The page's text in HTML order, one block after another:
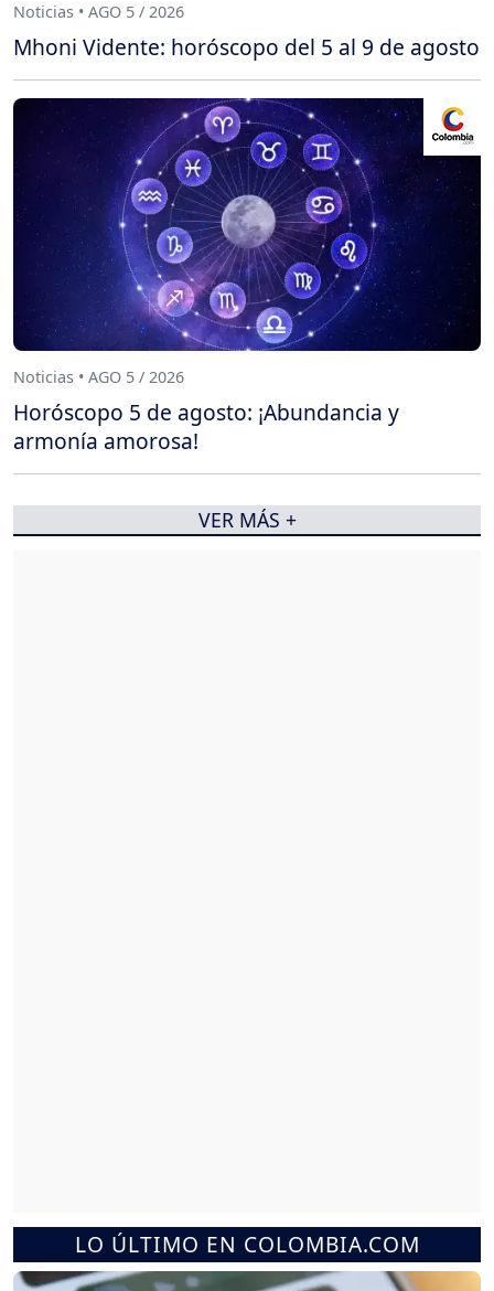
LO ÚLTIMO EN COLOMBIA.COM
Noticias • AGO 5 / 2026
Mhoni Vidente: horóscopo del 5 al 9 de agosto
Noticias • AGO 5 / 2026
Horóscopo 5 de agosto: ¡Abundancia y
armonía amorosa!
VER MÁS +